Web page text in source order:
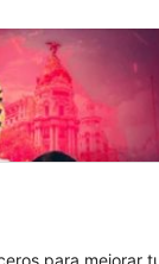
para mejorar